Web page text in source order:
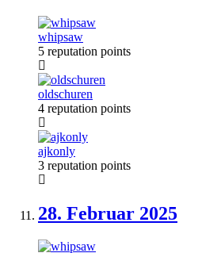
whipsaw
5 reputation points
oldschuren
4 reputation points
ajkonly
3 reputation points
28. Februar 2025